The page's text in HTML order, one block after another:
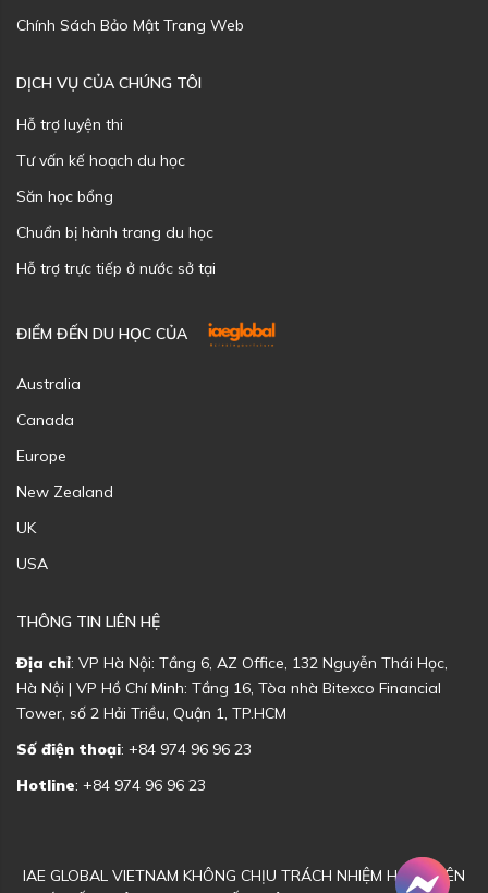
Chính Sách Bảo Mật Trang Web
DỊCH VỤ CỦA CHÚNG TÔI
Hỗ trợ luyện thi
Tư vấn kế hoạch du học
Săn học bổng
Chuẩn bị hành trang du học
Hỗ trợ trực tiếp ở nước sở tại
ĐIỂM ĐẾN DU HỌC CỦA
Australia
Canada
Europe
New Zealand
UK
USA
THÔNG TIN LIÊN HỆ
Địa chỉ: VP Hà Nội: Tầng 6, AZ Office, 132 Nguyễn Thái Học,
Hà Nội | VP Hồ Chí Minh: Tầng 16, Tòa nhà Bitexco Financial
Tower, số 2 Hải Triều, Quận 1, TP.HCM
Số điện thoại: +84 974 96 96 23
Hotline: +84 974 96 96 23
IAE GLOBAL VIETNAM KHÔNG CHỊU TRÁCH NHIỆM HOẶC LIÊN